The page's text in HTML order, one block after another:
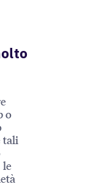
o
tali